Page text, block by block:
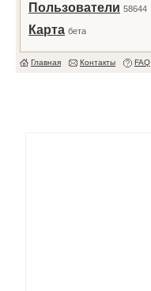
Пользователи 58644
Карта бета
Главная Контакты FAQ